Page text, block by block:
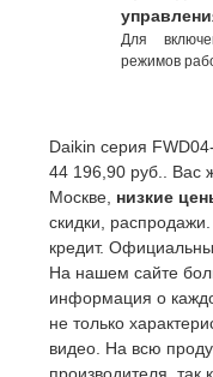
Для
режимов
Daikin серия
44 196,90 руб.. Вас
Москве, низкие
скидки,
кредит.
На нашем сайте
информация о
не только
видео. На всю